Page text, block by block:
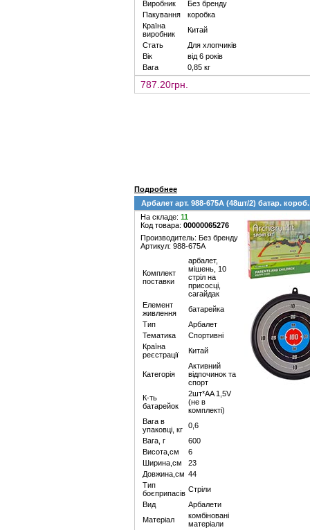
Виробник
Без бренду
Пакування
коробка
Країна
виробник
Китай
Стать
Для хлопчиків
Вік
від 6 років
Вага
0,85 кг
787.20грн.
Подробнее
Арбалет арт. 988-675A (48шт/2) батар.
На складе: 11
Код товара: 00000065276
Производитель: Без бренду
Артикул: 988-675A
Комплект
поставки
арбалет,
мішень, 10
стріл на
присосці,
сагайдак
Елемент
живлення
батарейка
Тип
Арбалет
Тематика
Спортивні
Країна
реєстрації
Китай
Категорія
Активний
відпочинок та
спорт
К-ть
батарейок
2шт*AA 1,5V
(не в
комплекті)
Вага в
упаковці, кг
0,6
Вага, г
600
Висота,см
6
Ширина,см
23
Довжина,см 44
Тип
боєприпасів Стріли
Вид
Арбалети
Матеріал
комбіновані
матеріали